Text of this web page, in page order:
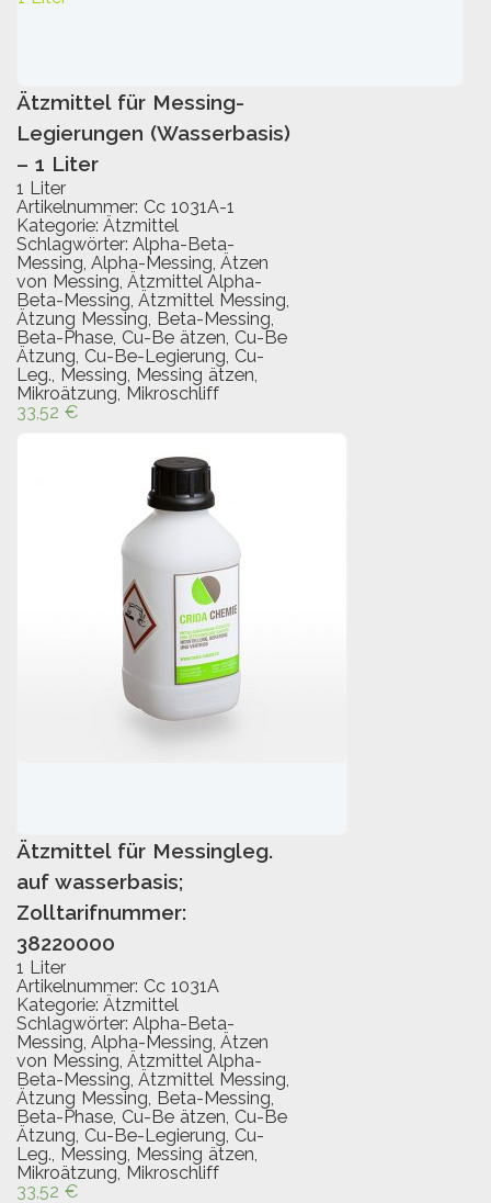
IN DEN WARENKORB
Ätzmittel für Messing-
Legierungen (Wasserbasis)
– 1 Liter
1 Liter
Artikelnummer: Cc 1031A-1
Kategorie: Ätzmittel
Schlagwörter: Alpha-Beta-
Messing, Alpha-Messing, Ätzen
von Messing, Ätzmittel Alpha-
Beta-Messing, Ätzmittel Messing,
Ätzung Messing, Beta-Messing,
Beta-Phase, Cu-Be ätzen, Cu-Be
Ätzung, Cu-Be-Legierung, Cu-
Leg., Messing, Messing ätzen,
Mikroätzung, Mikroschliff
33,52 €
IN DEN WARENKORB
Ätzmittel für Messingleg.
auf wasserbasis;
Zolltarifnummer:
38220000
1 Liter
Artikelnummer: Cc 1031A
Kategorie: Ätzmittel
Schlagwörter: Alpha-Beta-
Messing, Alpha-Messing, Ätzen
von Messing, Ätzmittel Alpha-
Beta-Messing, Ätzmittel Messing,
Ätzung Messing, Beta-Messing,
Beta-Phase, Cu-Be ätzen, Cu-Be
Ätzung, Cu-Be-Legierung, Cu-
Leg., Messing, Messing ätzen,
Mikroätzung, Mikroschliff
33,52 €